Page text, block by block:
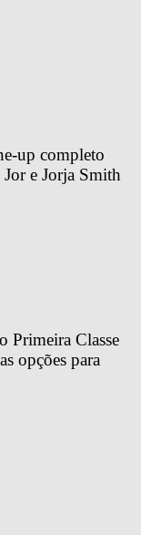
up completo
e Jorja Smith
Primeira Classe
opções para